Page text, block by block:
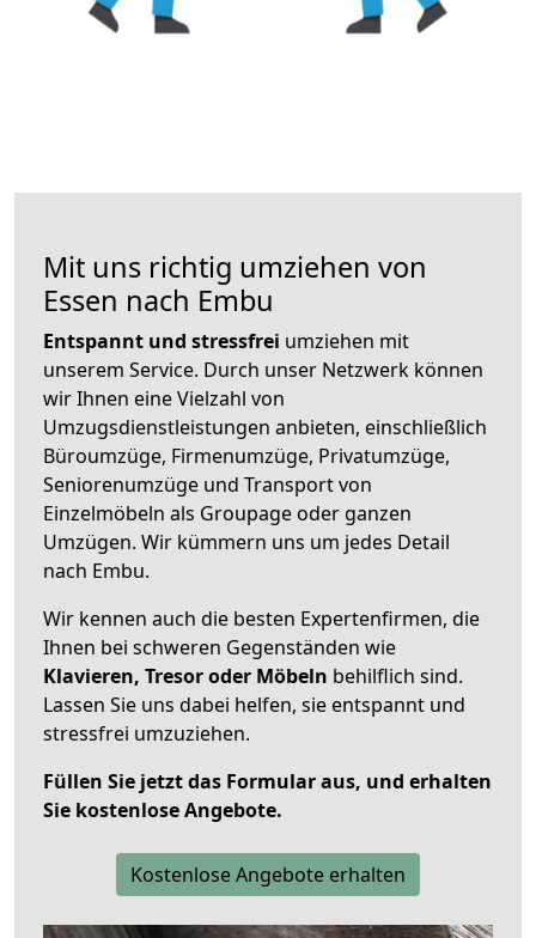
Mit uns richtig umziehen von
Essen nach Embu
Entspannt und stressfrei umziehen mit
unserem Service. Durch unser Netzwerk können
wir Ihnen eine Vielzahl von
Umzugsdienstleistungen anbieten, einschließlich
Büroumzüge, Firmenumzüge, Privatumzüge,
Seniorenumzüge und Transport von
Einzelmöbeln als Groupage oder ganzen
Umzügen. Wir kümmern uns um jedes Detail
nach Embu.
Wir kennen auch die besten Expertenfirmen, die
Ihnen bei schweren Gegenständen wie
Klavieren, Tresor oder Möbeln behilflich sind.
Lassen Sie uns dabei helfen, sie entspannt und
stressfrei umzuziehen.
Füllen Sie jetzt das Formular aus, und erhalten
Sie kostenlose Angebote.
Kostenlose Angebote erhalten